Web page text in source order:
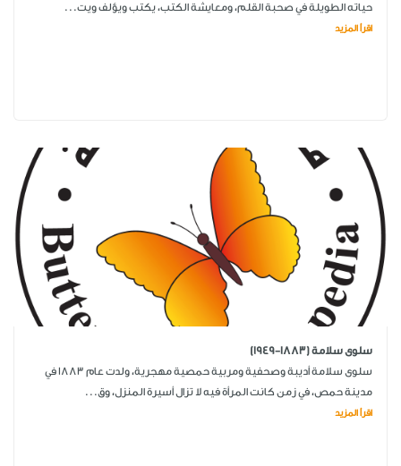
حياته الطويلة في صحبة القلم، ومعايشة الكتب، يكتب ويؤلف ويت...
اقرأ المزيد
سلوى سلامة (1883-1949)
سلوى سلامة أديبة وصحفية ومربية حمصية مهجرية، ولدت عام 1883 في
مدينة حمص، في زمن كانت المرأة فيه لا تزال أسيرة المنزل، وق...
اقرأ المزيد